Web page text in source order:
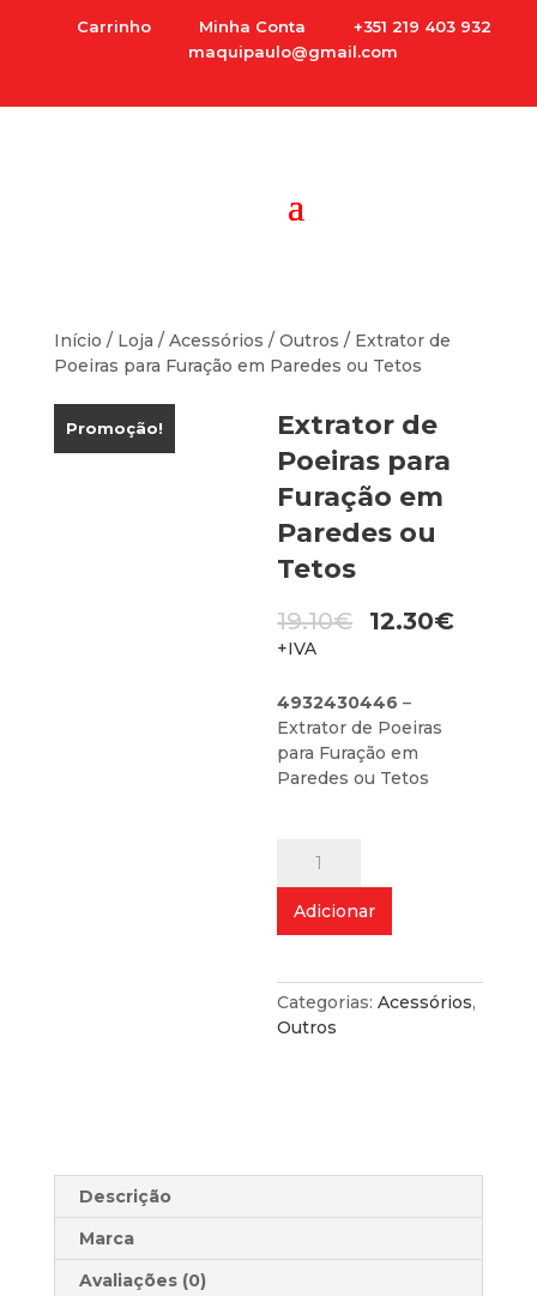
Carrinho Minha Conta
+351 219 403 932
maquipaulo@gmail.com
Início / Loja / Acessórios / Outros / Extrator de
Poeiras para Furação em Paredes ou Tetos
Promoção!
Extrator de
Poeiras para
Furação em
Paredes ou
Tetos
19.10€
O
era:
19.10€.
12.30€
O
atual
é:
12.30€.
+IVA
4932430446 –
Extrator de Poeiras
para Furação em
Paredes ou Tetos
Extrator
Furação
em
Adicionar
Categorias:Acessórios,
Outros
Descrição
Marca
Avaliações (0)